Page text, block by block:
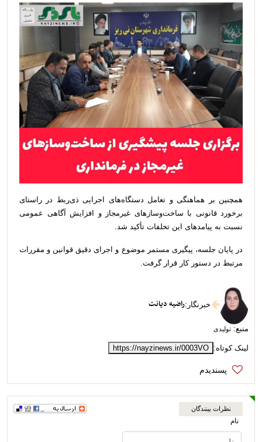
همچنین بر هماهنگی و تعامل دستگاه‌های اجرایی ذی‌ربط در راستای
برخورد قانونی با ساخت‌وسازهای غیرمجاز و افزایش آگاهی عمومی
نسبت به پیامدهای این تخلفات تأکید شد.
در پایان جلسه، پیگیری مستمر موضوع و اجرای دقیق قوانین و مقررات
مرتبط در دستور کار قرار گرفت.
خبرنگار :راضیه دیانت
منبع: تولیدی
لینک کوتاه: https://nayzinews.ir/0003VO
نظرات بینندگان
نام